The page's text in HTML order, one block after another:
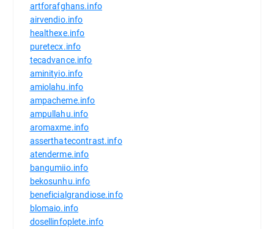
artforafghans.info
airvendio.info
healthexe.info
puretecx.info
tecadvance.info
aminityio.info
amiolahu.info
ampacheme.info
ampullahu.info
aromaxme.info
asserthatecontrast.info
atenderme.info
bangumiio.info
bekosunhu.info
beneficialgrandiose.info
blomaio.info
dosellinfoplete.info